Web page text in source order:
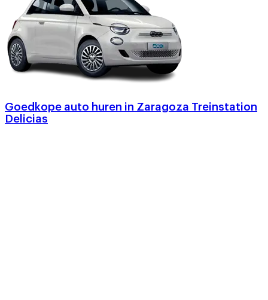
Goedkope auto huren in Zaragoza Treinstation
Delicias